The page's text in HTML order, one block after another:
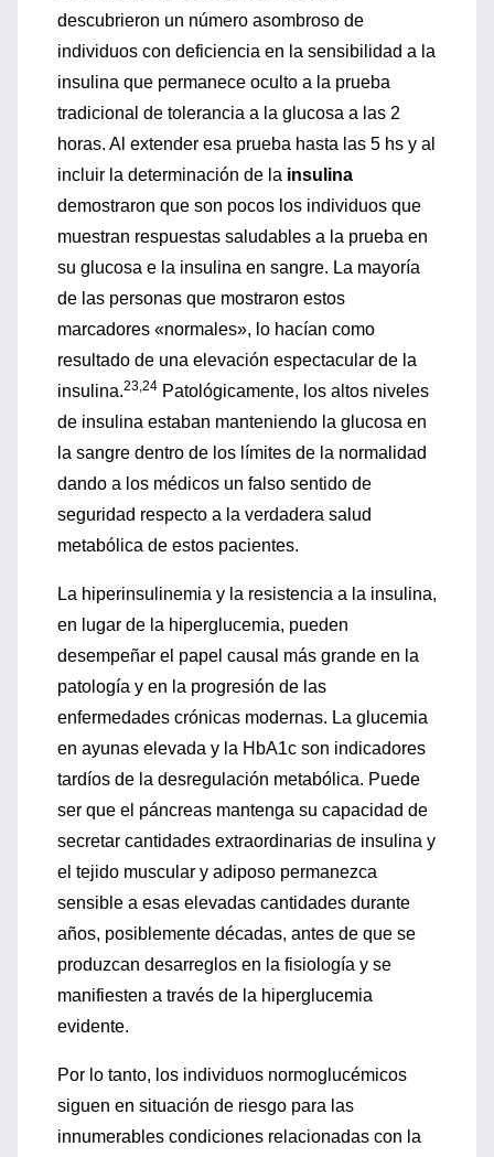
descubrieron un número asombroso de
individuos con deficiencia en la sensibilidad a la
insulina que permanece oculto a la prueba
tradicional de tolerancia a la glucosa a las 2
horas. Al extender esa prueba hasta las 5 hs y al
incluir la determinación de la insulina
demostraron que son pocos los individuos que
muestran respuestas saludables a la prueba en
su glucosa e la insulina en sangre. La mayoría
de las personas que mostraron estos
marcadores «normales», lo hacían como
resultado de una elevación espectacular de la
insulina.23,24 Patológicamente, los altos niveles
de insulina estaban manteniendo la glucosa en
la sangre dentro de los límites de la normalidad
dando a los médicos un falso sentido de
seguridad respecto a la verdadera salud
metabólica de estos pacientes.
La hiperinsulinemia y la resistencia a la insulina,
en lugar de la hiperglucemia, pueden
desempeñar el papel causal más grande en la
patología y en la progresión de las
enfermedades crónicas modernas. La glucemia
en ayunas elevada y la HbA1c son indicadores
tardíos de la desregulación metabólica. Puede
ser que el páncreas mantenga su capacidad de
secretar cantidades extraordinarias de insulina y
el tejido muscular y adiposo permanezca
sensible a esas elevadas cantidades durante
años, posiblemente décadas, antes de que se
produzcan desarreglos en la fisiología y se
manifiesten a través de la hiperglucemia
evidente.
Por lo tanto, los individuos normoglucémicos
siguen en situación de riesgo para las
innumerables condiciones relacionadas con la